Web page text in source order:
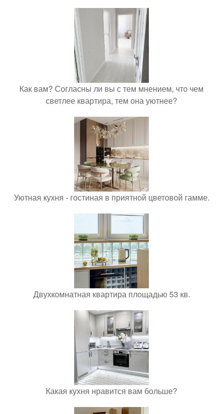
Как вам? Согласны ли вы с тем мнением, что чем
светлее квартира, тем она уютнее?
Уютная кухня - гостиная в приятной цветовой гамме.
Двухкомнатная квартира площадью 53 кв.
Какая кухня нравится вам больше?